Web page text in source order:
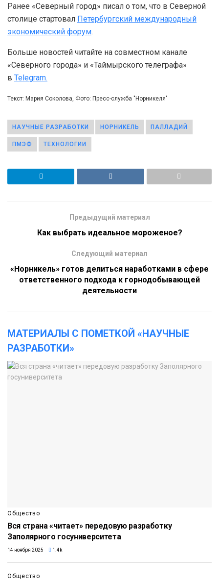
Ранее «Северный город» писал о том, что в Северной
столице стартовал Петербургский международный
экономический форум.
Больше новостей читайте на совместном канале
«Северного города» и «Таймырского телеграфа»
в Telegram.
Текст: Мария Соколова, Фото: Пресс-служба "Норникеля"
НАУЧНЫЕ РАЗРАБОТКИ НОРНИКЕЛЬ ПАЛЛАДИЙ
ПМЭФ ТЕХНОЛОГИИ
Предыдущий материал
Как выбрать идеальное мороженое?
Следующий материал
«Норникель» готов делиться наработками в сфере
ответственного подхода к горнодобывающей
деятельности
МАТЕРИАЛЫ С ПОМЕТКОЙ «НАУЧНЫЕ
РАЗРАБОТКИ»
Общество
Вся страна «читает» передовую разработку
Заполярного госуниверситета
14 ноября 2025 1.4k
Общество